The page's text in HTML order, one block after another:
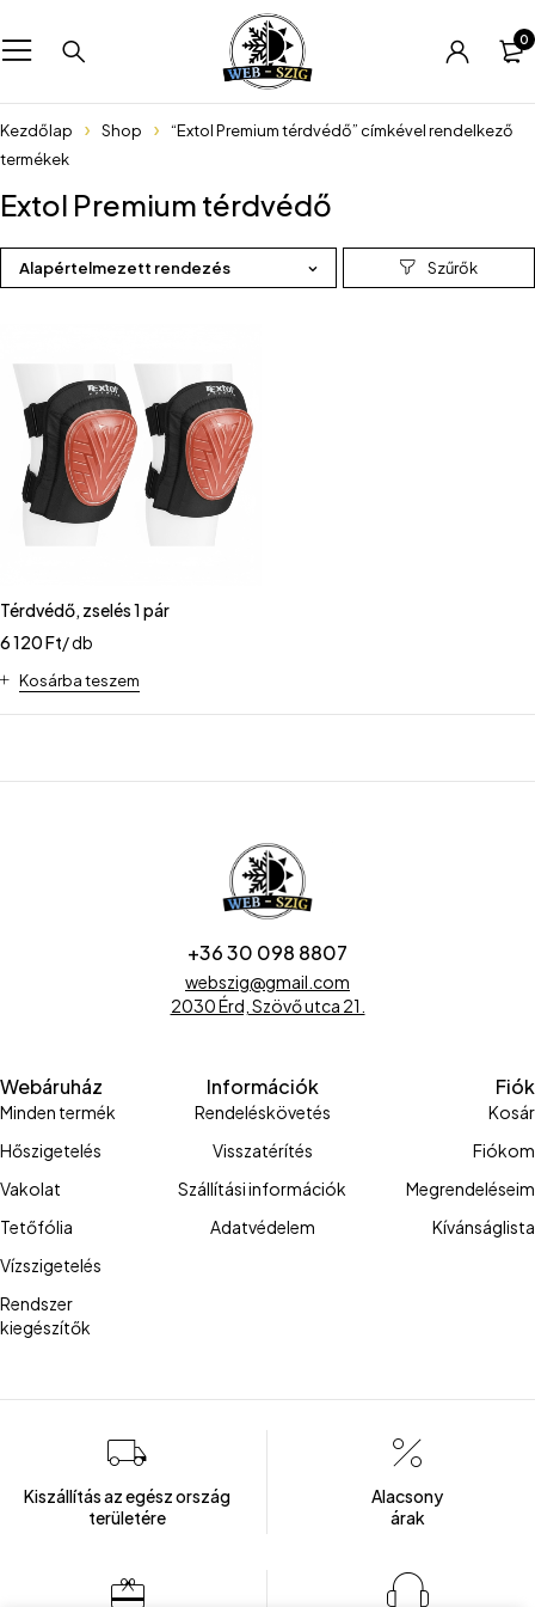
0
Kezdőlap Shop
“Extol Premium térdvédő” címkével rendelkező
termékek
Extol Premium térdvédő
Alapértelmezett rendezés
Térdvédő, zselés 1 pár
6 120Ft/ db
Kosárba teszem
+36 30 098 8807
webszig@gmail.com
2030 Érd, Szövő utca 21.
Webáruház
Minden termék
Hőszigetelés
Vakolat
Tetőfólia
Vízszigetelés
Rendszer
kiegészítők
Információk
Rendeléskövetés
Visszatérítés
Szállítási információk
Adatvédelem
Fiók
Kosár
Fiókom
Megrendeléseim
Kívánságlista
Kiszállítás az egész ország
területére
Alacsony
árak